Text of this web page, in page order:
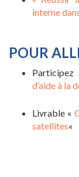
interne
POUR
Participez
d’aide à la
Livrable «
satellites«